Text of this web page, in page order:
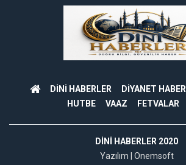
DİNİ HABERLER DİYANET HABER
HUTBE
VAAZ FETVALAR
DINI HABERLER 2020
Yazılım | Onemsoft